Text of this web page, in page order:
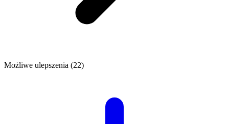
Możliwe ulepszenia (22)